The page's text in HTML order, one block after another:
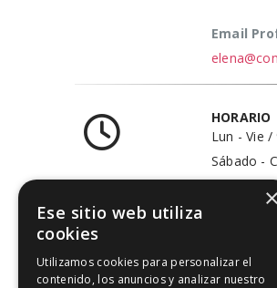
Email
HORARIO
Lun - Vie /
Sábado -
Domingo×
Ese sitio web utiliza
cookies
Utilizamos cookies para personalizar el
contenido, los anuncios y analizar nuestro